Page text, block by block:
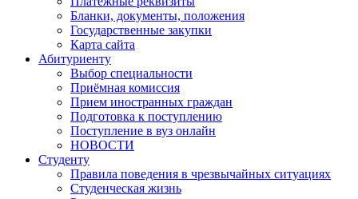
Бланки, документы, положения
Государственные закупки
Карта сайта
Абитуриенту
Выбор специальности
Приёмная комиссия
Прием иностранных граждан
Подготовка к поступлению
Поступление в вуз онлайн
НОВОСТИ
Студенту
Правила поведения в чрезвычайных ситуациях
Студенческая жизнь